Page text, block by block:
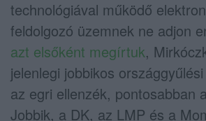
technológiával működő
feldolgozó üzemnek ne adjon
azt elsőként megírtuk,
jelenlegi jobbikos
az egri ellenzék, pontosabban
Jobbik, a DK, az LMP és a